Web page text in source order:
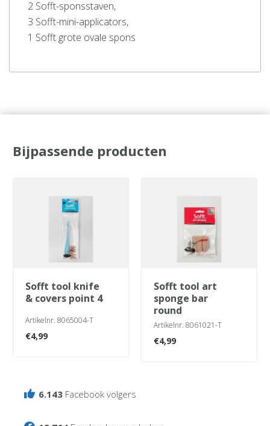
2 Sofft-sponsstaven,
3 Sofft-mini-applicators,
1 Sofft grote ovale spons
Bijpassende producten
sofft tool knife
& covers point 4
Artikelnr. 8065004-T
€4,99
sofft tool art
sponge bar
round
Artikelnr. 8061021-T
€4,99
6.143 Facebook volgers